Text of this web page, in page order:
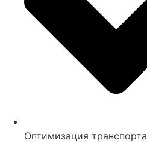
Оптимизация транспорта